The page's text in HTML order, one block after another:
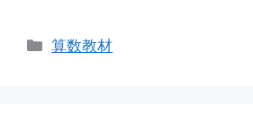
カ
算数教材